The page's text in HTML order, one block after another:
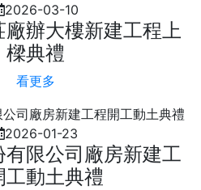
2026-03-10
辦大樓新建工程上
樑典禮
看更多
2026-01-23
限公司廠房新建工
工動土典禮